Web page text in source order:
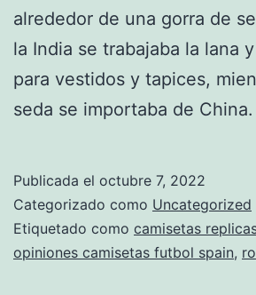
alrededor de una gorra de
la India se trabajaba la lana
para vestidos y tapices,
seda se importaba de China.
Publicada el octubre 7, 2022
Categorizado como Uncategorized
Etiquetado como camisetas
opiniones camisetas futbol spain,